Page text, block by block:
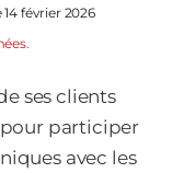
14 février 2026
ses clients
pour participer
avec les